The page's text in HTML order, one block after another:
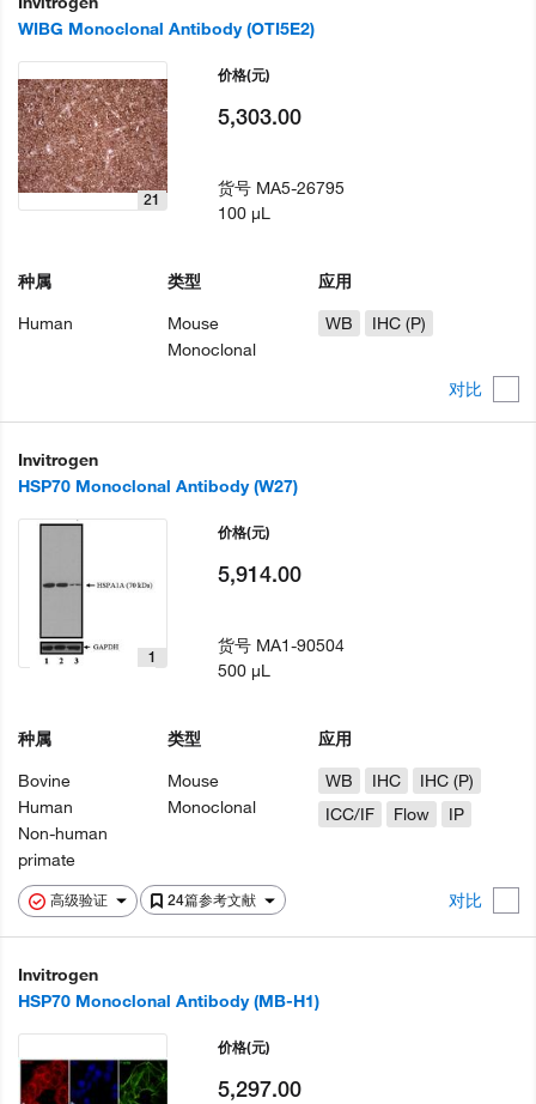
WIBG Monoclonal Antibody (OTI5E2)
对比
21
种属
Human
类型
Mouse
Monoclonal
应用
WB
IHC (P)
价格(元)
5,303.00
货号 MA5-26795
100 µL
Invitrogen
HSP70 Monoclonal Antibody (W27)
高级验证 24篇参考文献 对比
1
种属
Bovine
Human
Non-human
primate
类型
Mouse
Monoclonal
应用
WB
IHC
IHC (P)
ICC/IF
Flow IP
价格(元)
5,914.00
货号 MA1-90504
500 µL
Invitrogen
HSP70 Monoclonal Antibody (MB-H1)
价格(元)
5,297.00